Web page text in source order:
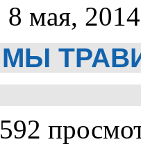
мая,
МЫ
МЫ ТРАВИЛИСЬ…